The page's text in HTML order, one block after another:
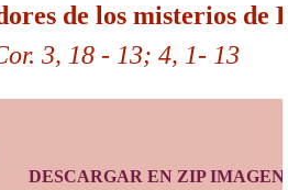
de los misterios de
3, 18 - 13; 4, 1- 13
DESCARGAR EN ZIP